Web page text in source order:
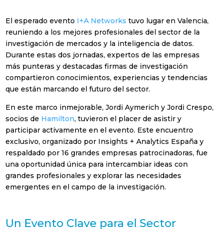
El esperado evento I+A Networks tuvo lugar en Valencia,
reuniendo a los mejores profesionales del sector de la
investigación de mercados y la inteligencia de datos.
Durante estas dos jornadas, expertos de las empresas
más punteras y destacadas firmas de investigación
compartieron conocimientos, experiencias y tendencias
que están marcando el futuro del sector.
En este marco inmejorable, Jordi Aymerich y Jordi Crespo,
socios de Hamilton, tuvieron el placer de asistir y
participar activamente en el evento. Este encuentro
exclusivo, organizado por Insights + Analytics España y
respaldado por 16 grandes empresas patrocinadoras, fue
una oportunidad única para intercambiar ideas con
grandes profesionales y explorar las necesidades
emergentes en el campo de la investigación.
Un Evento Clave para el Sector